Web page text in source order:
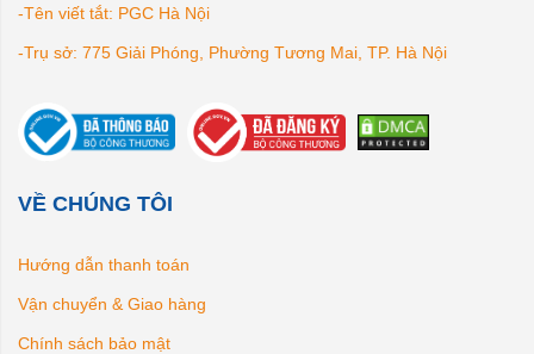
-Tên viết tắt: PGC Hà Nội
-Trụ sở: 775 Giải Phóng, Phường Tương Mai, TP. Hà Nội
VỀ CHÚNG TÔI
Hướng dẫn thanh toán
Vận chuyển & Giao hàng
Chính sách bảo mật